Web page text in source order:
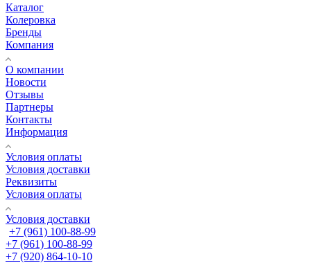
Каталог
Колеровка
Бренды
Компания
О компании
Новости
Отзывы
Партнеры
Контакты
Информация
Условия оплаты
Условия доставки
Реквизиты
Условия оплаты
Условия доставки
+7 (961) 100-88-99
+7 (961) 100-88-99
+7 (920) 864-10-10